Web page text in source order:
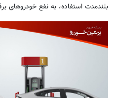
بلندمدت استفاده، به نفع خودروهای